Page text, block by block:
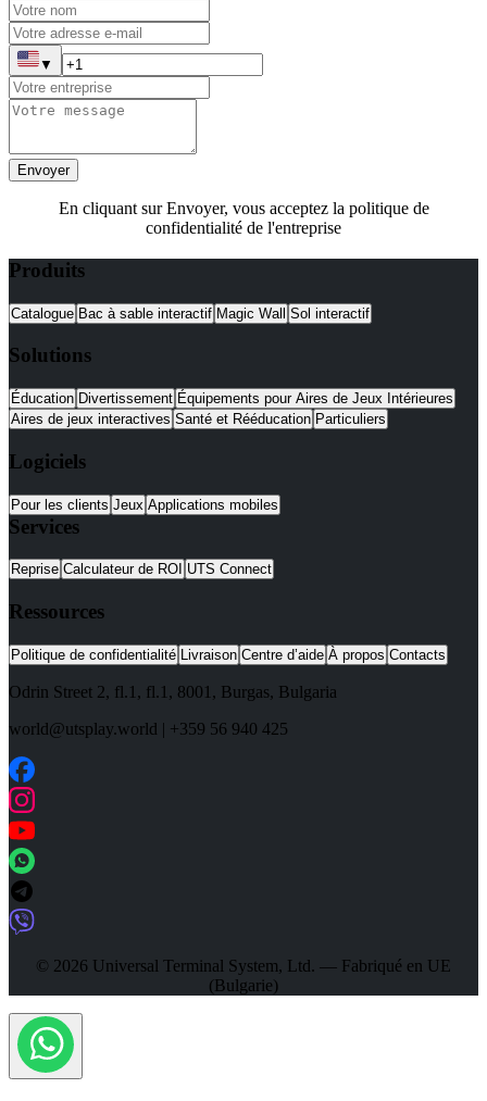
▼
Envoyer
En cliquant sur Envoyer, vous acceptez la politique de
confidentialité de l'entreprise
Produits
Catalogue Bac à sable interactif Magic Wall Sol interactif
Solutions
Éducation Divertissement Équipements pour Aires de Jeux Intérieures
Aires de jeux interactives Santé et Rééducation Particuliers
Logiciels
Pour les clients Jeux Applications mobiles
Services
Reprise Calculateur de ROI UTS Connect
Ressources
Politique de confidentialité Livraison Centre d’aide À propos Contacts
Odrin Street 2, fl.1 , fl.1, 8001 , Burgas, Bulgaria
world@utsplay.world | +359 56 940 425
© 2026 Universal Terminal System, Ltd. — Fabriqué en UE
(Bulgarie)